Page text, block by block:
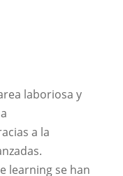
laboriosa y
a la
learning se han